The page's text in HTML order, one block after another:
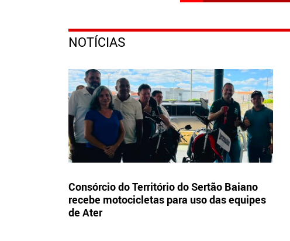
NOTÍCIAS
Consórcio do Território do Sertão Baiano
recebe motocicletas para uso das equipes
de Ater